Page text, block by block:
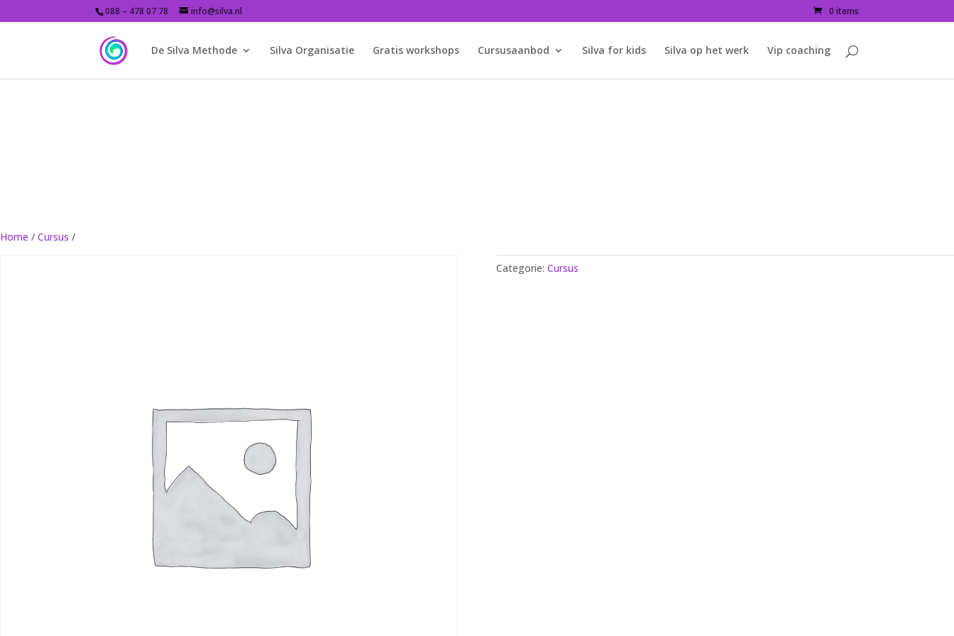
088 – 478 07 78 info@silva.nl 0 items
De Silva Methode Silva Organisatie Gratis workshops Cursusaanbod Silva for kids Silva op het werk Vip coaching
Home / Cursus /
Categorie: Cursus